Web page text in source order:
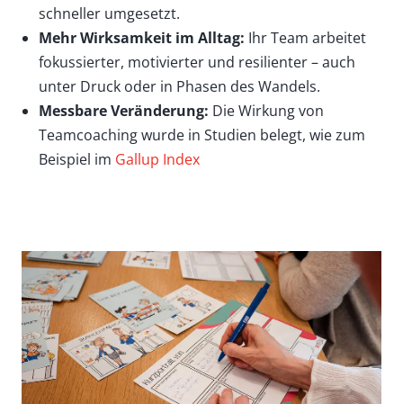
schneller umgesetzt.
Mehr Wirksamkeit im Alltag: Ihr Team arbeitet
fokussierter, motivierter und resilienter – auch
unter Druck oder in Phasen des Wandels.
Messbare Veränderung: Die Wirkung von
Teamcoaching wurde in Studien belegt, wie zum
Beispiel im Gallup Index